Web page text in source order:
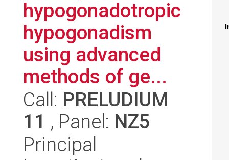
hypogonadotropic
hypogonadism
using advanced
methods of ge...
Call: PRELUDIUM
11 , Panel: NZ5
Principal